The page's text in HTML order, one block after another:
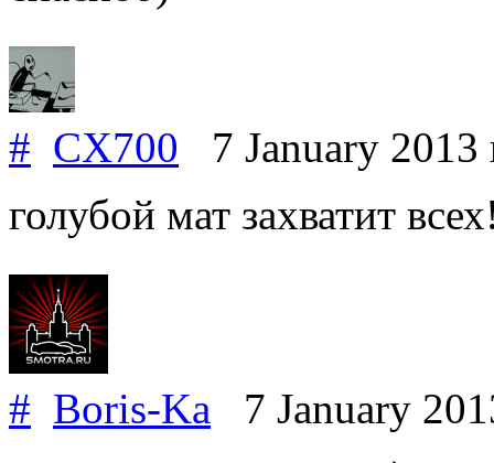
# CX700 7 January 2013
голубой мат захватит
# Boris-Ka 7 January